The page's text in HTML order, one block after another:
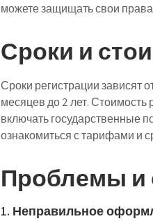
можете защищать свои
Сроки и
Сроки регистрации зависят
месяцев до 2 лет. Стоимость
включать государственные
ознакомиться с тарифами и
Проблемы и
1. Неправильное